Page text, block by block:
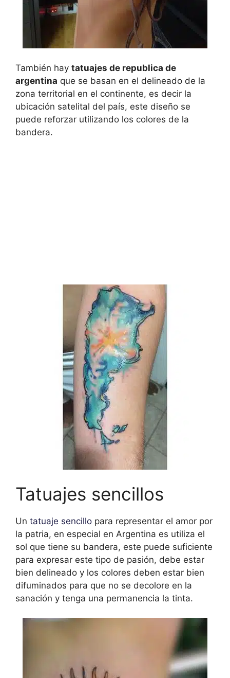
También hay tatuajes de republica de
argentina que se basan en el delineado de la
zona territorial en el continente, es decir la
ubicación satelital del país, este diseño se
puede reforzar utilizando los colores de la
bandera.
Tatuajes sencillos
Un tatuaje sencillo para representar el amor por
la patria, en especial en Argentina es utiliza el
sol que tiene su bandera, este puede suficiente
para expresar este tipo de pasión, debe estar
bien delineado y los colores deben estar bien
difuminados para que no se decolore en la
sanación y tenga una permanencia la tinta.